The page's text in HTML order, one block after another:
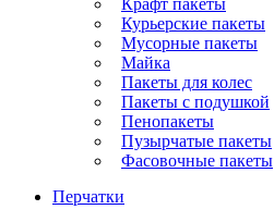
Крафт пакеты
Курьерские пакеты
Мусорные пакеты
Майка
Пакеты для колес
Пакеты с подушкой
Пенопакеты
Пузырчатые пакеты
Фасовочные пакеты
Перчатки